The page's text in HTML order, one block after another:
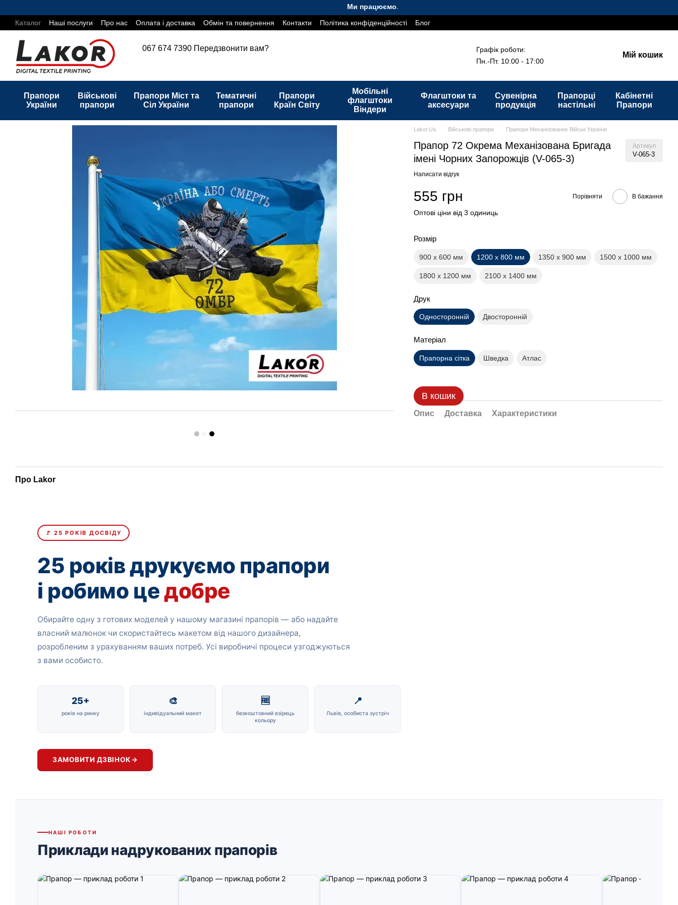
Ми працюємо. Все буде Україна!
Каталог
Наші послуги Про нас Оплата і доставка Обмін та повернення Контакти Політика конфіденційності Блог
067 674 7390 Передзвонити вам?
Графік роботи:
Пн.-Пт. 10:00 - 17:00
Мій кошик
Прапори
України
Військові
прапори
Прапори Міст та
Сіл України
Тематичні
прапори
Прапори
Країн Світу
Мобільні
флагштоки
Віндери
Флагштоки та
аксесуари
Сувенірна
продукція
Прапорці
настільні
Кабінетні
Прапори
Lakor.Ua Військові прапори Прапори Механізованих Військ України
Прапор 72 Окрема Механізована Бригада
імені Чорних Запорожців (V-065-3)
Артикул
V-065-3
Написати відгук
555 грн Порівняти В бажання
Оптові ціни від 3 одиниць
Розмір
900 х 600 мм 1200 х 800 мм 1350 х 900 мм 1500 х 1000 мм
1800 х 1200 мм 2100 х 1400 мм
Друк
Односторонній Двосторонній
Матеріал
Прапорна сітка Шведка Атлас
В кошик
Опис Доставка Характеристики
Про Lakor
🚩 25 РОКІВ ДОСВІДУ
25 років друкуємо прапори
і робимо цедобре
Обирайте одну з готових моделей у нашому магазині прапорів — або надайте
власний малюнок чи скористайтесь макетом від нашого дизайнера,
розробленим з урахуванням ваших потреб. Усі виробничі процеси узгоджуються
з вами особисто.
25+
років на ринку
🎨
індивідуальний макет
🆓
безкоштовний взірець
кольору
📍
Львів, особиста зустріч
ЗАМОВИТИ ДЗВІНОК→
НАШІ РОБОТИ
Приклади надрукованих прапорів